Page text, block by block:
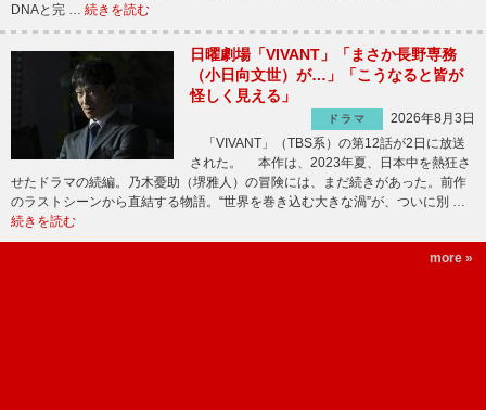
DNAと完 … 続きを読む
日曜劇場「VIVANT」「まさか長野専務
（小日向文世）が…」「こうなると皆が
怪しく見える」
ドラマ
2026年8月3日
「VIVANT」（TBS系）の第12話が2日に放送
された。 本作は、2023年夏、日本中を熱狂さ
せたドラマの続編。乃木憂助（堺雅人）の冒険には、まだ続きがあった。前作
のラストシーンから直結する物語。“世界を巻き込む大きな渦”が、ついに別 …
続きを読む
more »